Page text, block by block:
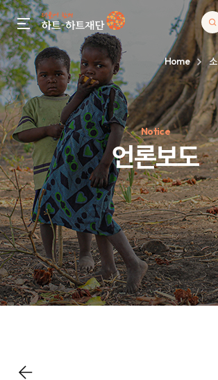
gnb menu open
인기 키워드
#정기후원#하트플레이스#캠페인#팬
Home
Notice
언론보도
언론보도